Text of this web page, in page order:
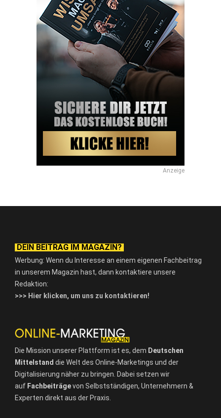
Anzeige
DEIN BEITRAG IM MAGAZIN?
Werbung: Wenn du Interesse an einem eigenen Fachbeitrag
in unserem Magazin hast, dann kontaktiere unsere
Redaktion:
>>> Hier klicken, um uns zu kontaktieren!
Die Mission unserer Plattform ist es, dem Deutschen
Mittelstand die Welt des Online-Marketings und der
Digitalisierung näher zu bringen. Dabei setzen wir
auf Fachbeiträgevon Selbstständigen, Unternehmern &
Experten direkt aus der Praxis.